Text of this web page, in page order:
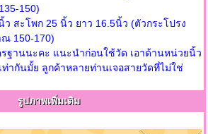
150)
ว สะโพก 25 นิ้ว ยาว 16.5นิ้ว (ตัวกระโปรง
150-170)
ฐานนะคะ แนะนำก่อนใช้วัด เอาด้านหน่วยนิ้ว
ท่ากันมั้ย ลูกค้าหลายท่านเจอสายวัดที่ไม่ใช่
รูปภาพเพิ่มเติม